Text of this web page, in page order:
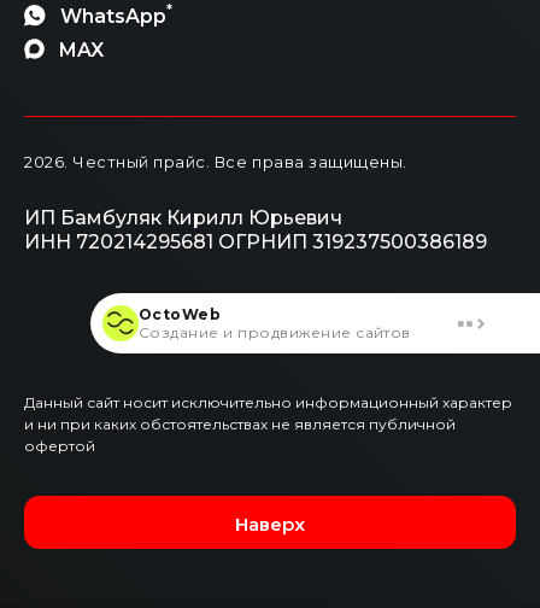
WhatsApp*
MAX
2026 . Честный прайс. Все права защищены.
ИП Бамбуляк Кирилл Юрьевич
ИНН 720214295681 ОГРНИП 319237500386189
Данный сайт носит исключительно информационный характер
и ни при каких обстоятельствах не является публичной
офертой
Наверх
OctoWeb
Создание и продвижение сайтов